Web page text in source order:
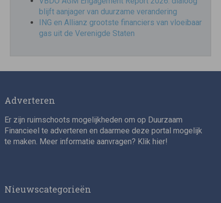
blijft aanjager van duurzame verandering
ING en Allianz grootste financiers van vloeibaar
gas uit de Verenigde Staten
Adverteren
Er zijn ruimschoots mogelijkheden om op Duurzaam
Financieel te adverteren en daarmee deze portal mogelijk
te maken. Meer informatie aanvragen? Klik hier!
Nieuwscategorieën